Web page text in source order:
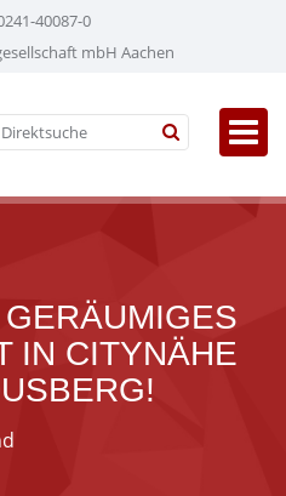
40087-0
mbH Aachen
IN CITYNÄHE